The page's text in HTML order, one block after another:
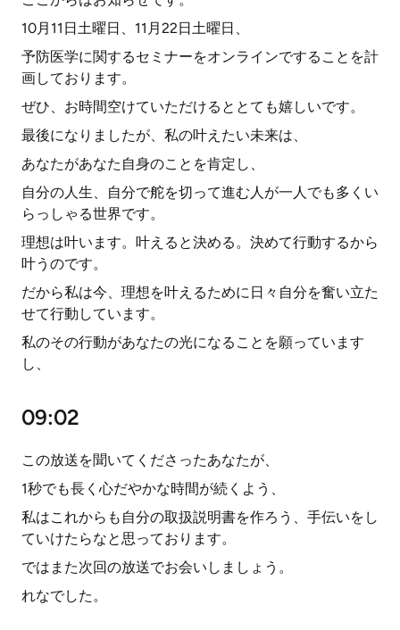
10月11日土曜日、11月22日土曜日、
予防医学に関するセミナーをオンラインですることを計
画しております。
ぜひ、お時間空けていただけるととても嬉しいです。
最後になりましたが、私の叶えたい未来は、
あなたがあなた自身のことを肯定し、
自分の人生、自分で舵を切って進む人が一人でも多くい
らっしゃる世界です。
理想は叶います。叶えると決める。決めて行動するから
叶うのです。
だから私は今、理想を叶えるために日々自分を奮い立た
せて行動しています。
私のその行動があなたの光になることを願っています
し、
09:02
この放送を聞いてくださったあなたが、
1秒でも長く心だやかな時間が続くよう、
私はこれからも自分の取扱説明書を作ろう、手伝いをし
ていけたらなと思っております。
ではまた次回の放送でお会いしましょう。
れなでした。